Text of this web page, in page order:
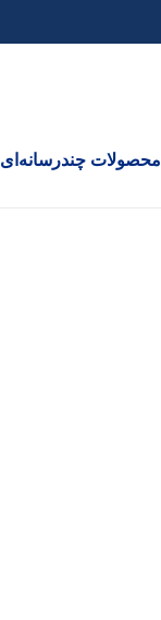
محصولات چندرسانه‌ای